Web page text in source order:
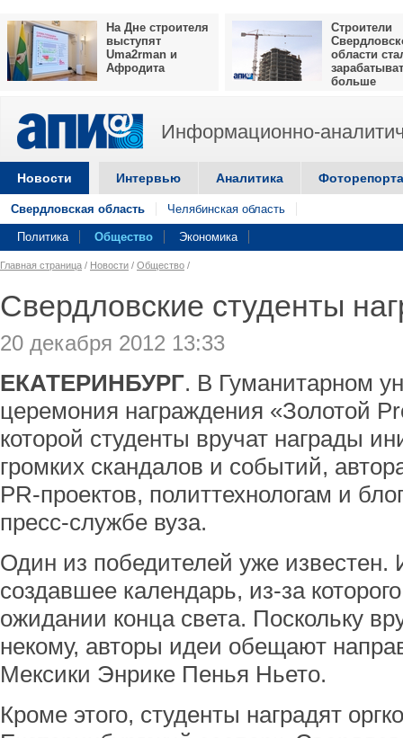
На Дне строителя
выступят
Uma2rman и
Афродита
Строители
области
больше
Информационно-
Новости Интервью Аналитика
Свердловская область Челябинская область
Политика Общество Экономика
Главная страница / Новости / Общество /
Свердловские студенты
20 декабря 2012 13:33
ЕКАТЕРИНБУРГ. В Гуманитарном
церемония награждения «Золотой
которой студенты вручат награды
громких скандалов и событий,
PR-проектов, политтехнологам и
пресс-службе вуза.
Один из победителей уже
создавшее календарь, из-за
ожидании конца света. Поскольку
некому, авторы идеи обещают
Мексики Энрике Пенья Ньето.
Кроме этого, студенты наградят